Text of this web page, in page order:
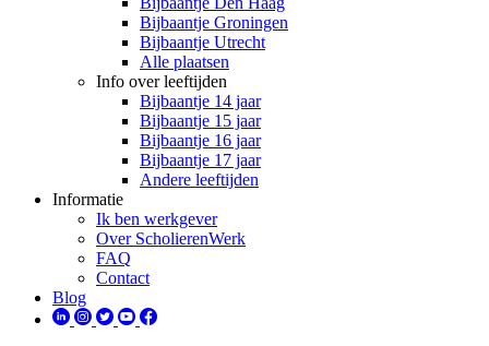
Bijbaantje Groningen
Bijbaantje Utrecht
Alle plaatsen
Info over leeftijden
Bijbaantje 14 jaar
Bijbaantje 15 jaar
Bijbaantje 16 jaar
Bijbaantje 17 jaar
Andere leeftijden
Informatie
Ik ben werkgever
Over ScholierenWerk
FAQ
Contact
Blog